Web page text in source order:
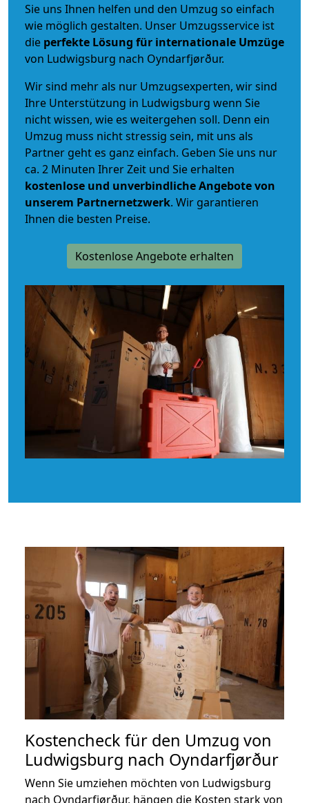
Sie uns Ihnen helfen und den Umzug so einfach
wie möglich gestalten. Unser Umzugsservice ist
die perfekte Lösung für internationale Umzüge
von Ludwigsburg nach Oyndarfjørður.
Wir sind mehr als nur Umzugsexperten, wir sind
Ihre Unterstützung in Ludwigsburg wenn Sie
nicht wissen, wie es weitergehen soll. Denn ein
Umzug muss nicht stressig sein, mit uns als
Partner geht es ganz einfach. Geben Sie uns nur
ca. 2 Minuten Ihrer Zeit und Sie erhalten
kostenlose und unverbindlicheAngebote von
unserem Partnernetzwerk. Wir garantieren
Ihnen die besten Preise.
Kostenlose Angebote erhalten
Kostencheck für den Umzug von
Ludwigsburg nach Oyndarfjørður
Wenn Sie umziehen möchten von Ludwigsburg
nach Oyndarfjørður, hängen die Kosten stark von